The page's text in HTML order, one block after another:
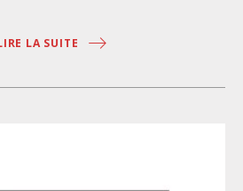
l’infirmerie psychiatrique de la
Paris. Près d’ici mais loin des
LA SUITE